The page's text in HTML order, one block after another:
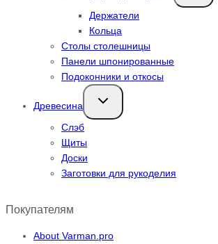
Держатели
Кольца
Столы столешницы
Панели шпонированные
Подоконники и откосы
Древесина
Переключить
дочернее
Слэб
Щиты
Доски
Заготовки для рукоделия
Покупателям
About Varman.pro